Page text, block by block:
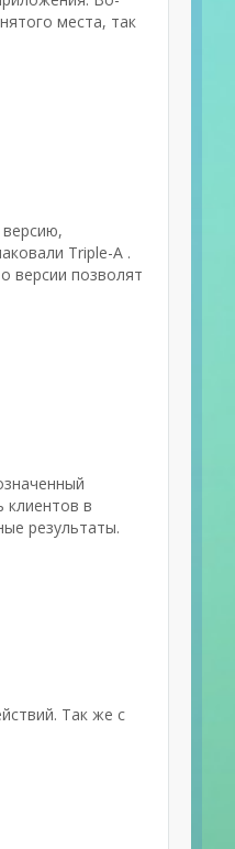
места, так
Triple-A .
версии позволят
клиентов в
результаты.
Так же с